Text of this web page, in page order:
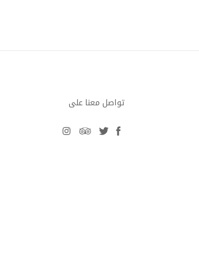
تواصل معنا على
facebook
twitter
tripadvisor